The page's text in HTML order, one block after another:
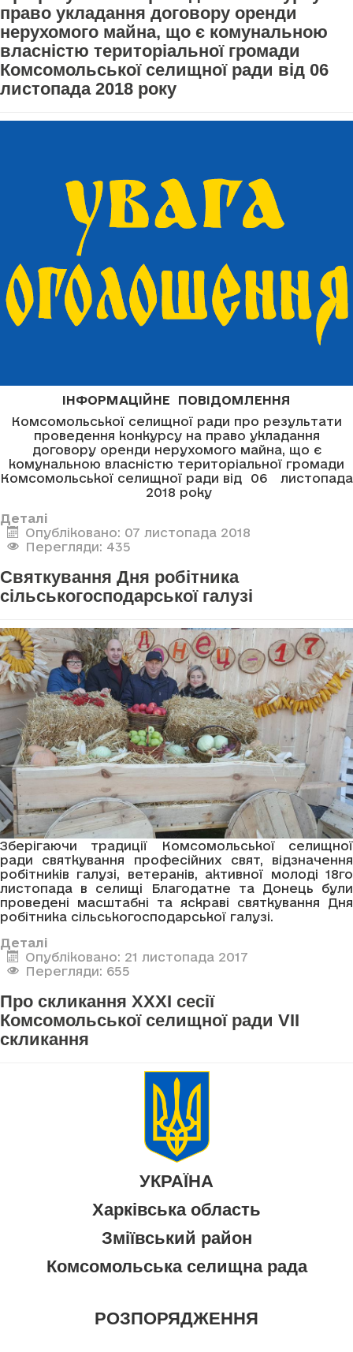
право укладання договору оренди
нерухомого майна, що є комунальною
власністю територіальної громади
Комсомольської селищної ради від 06
листопада 2018 року
ІНФОРМАЦІЙНЕ ПОВІДОМЛЕННЯ
Комсомольської селищної ради про результати
проведення конкурсу на право укладання
договору оренди нерухомого майна, що є
комунальною власністю територіальної громади
Комсомольської селищної ради від 06 листопада
2018 року
Деталі
Опубліковано: 07 листопада 2018
Перегляди: 435
Святкування Дня робітника
сільськогосподарської галузі
Зберігаючи традиції Комсомольської селищної
ради святкування професійних свят, відзначення
робітників галузі, ветеранів, активної молоді 18го
листопада в селищі Благодатне та Донець були
проведені масштабні та яскраві святкування Дня
робітника сільськогосподарської галузі.
Деталі
Опубліковано: 21 листопада 2017
Перегляди: 655
Про скликання XXXI сесії
Комсомольської селищної ради VII
скликання
УКРАЇНА
Харківська область
Зміївський район
Комсомольська селищна рада
РОЗПОРЯДЖЕННЯ